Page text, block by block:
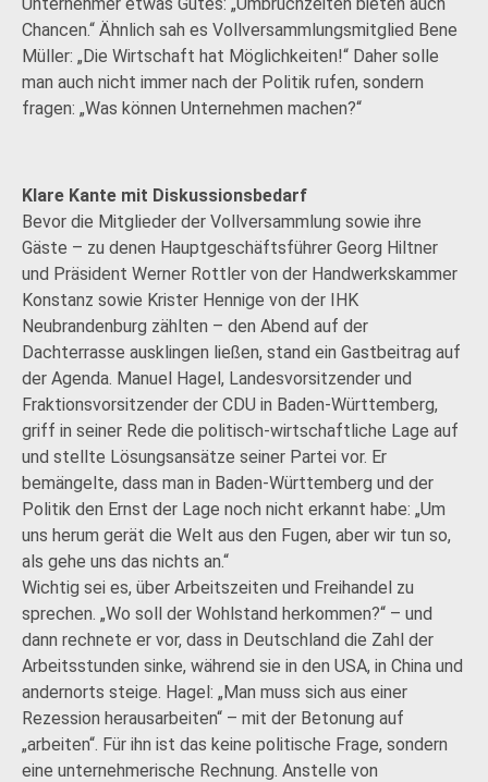
Chancen.“ Ähnlich sah es Vollversammlungsmitglied Bene
Müller: „Die Wirtschaft hat Möglichkeiten!“ Daher solle
man auch nicht immer nach der Politik rufen, sondern
fragen: „Was können Unternehmen machen?“
Klare Kante mit Diskussionsbedarf
Bevor die Mitglieder der Vollversammlung sowie ihre
Gäste – zu denen Hauptgeschäftsführer Georg Hiltner
und Präsident Werner Rottler von der Handwerkskammer
Konstanz sowie Krister Hennige von der IHK
Neubrandenburg zählten – den Abend auf der
Dachterrasse ausklingen ließen, stand ein Gastbeitrag auf
der Agenda. Manuel Hagel, Landesvorsitzender und
Fraktionsvorsitzender der CDU in Baden-Württemberg,
griff in seiner Rede die politisch-wirtschaftliche Lage auf
und stellte Lösungsansätze seiner Partei vor. Er
bemängelte, dass man in Baden-Württemberg und der
Politik den Ernst der Lage noch nicht erkannt habe: „Um
uns herum gerät die Welt aus den Fugen, aber wir tun so,
als gehe uns das nichts an.“
Wichtig sei es, über Arbeitszeiten und Freihandel zu
sprechen. „Wo soll der Wohlstand herkommen?“ – und
dann rechnete er vor, dass in Deutschland die Zahl der
Arbeitsstunden sinke, während sie in den USA, in China und
andernorts steige. Hagel: „Man muss sich aus einer
Rezession herausarbeiten“ – mit der Betonung auf
„arbeiten“. Für ihn ist das keine politische Frage, sondern
eine unternehmerische Rechnung. Anstelle von